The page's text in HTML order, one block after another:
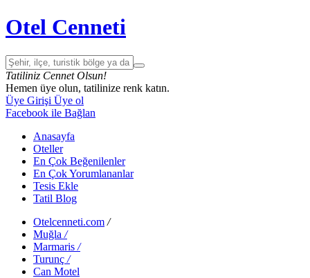
Otel Cenneti
Tatiliniz Cennet Olsun!
Hemen üye olun, tatilinize renk katın.
Üye Girişi Üye ol
Facebook ile Bağlan
Anasayfa
Oteller
En Çok Beğenilenler
En Çok Yorumlananlar
Tesis Ekle
Tatil Blog
Otelcenneti.com /
Muğla /
Marmaris /
Turunç /
Can Motel